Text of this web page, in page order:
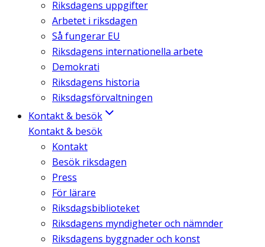
Riksdagens uppgifter
Arbetet i riksdagen
Så fungerar EU
Riksdagens internationella arbete
Demokrati
Riksdagens historia
Riksdagsförvaltningen
Kontakt & besök
Kontakt & besök
Kontakt
Besök riksdagen
Press
För lärare
Riksdagsbiblioteket
Riksdagens myndigheter och nämnder
Riksdagens byggnader och konst